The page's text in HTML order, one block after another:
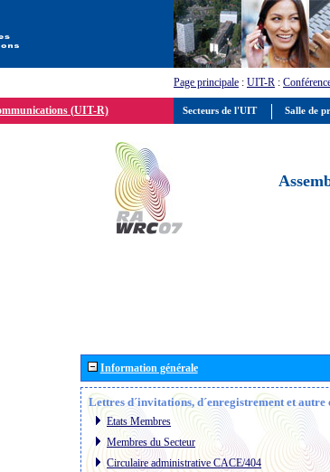
Page principale : UIT-R :
(UIT-R)
Information générale
Lettres d´invitations, d´enregistrement et autre
Etats Membres
Membres du Secteur
Circulaire administrative CACE/404
Secteurs de l'UIT Salle de